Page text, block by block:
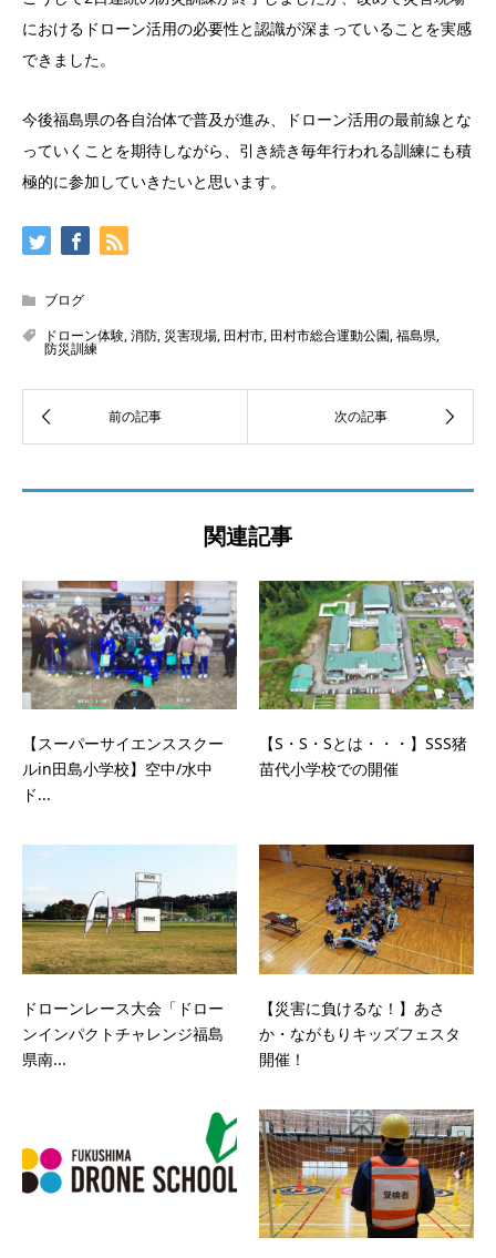
におけるドローン活用の必要性と認識が深まっていることを実感
できました。
今後福島県の各自治体で普及が進み、ドローン活用の最前線とな
っていくことを期待しながら、引き続き毎年行われる訓練にも積
極的に参加していきたいと思います。
ブログ
ドローン体験,消防, 災害現場, 田村市, 田村市総合運動公園,福島県,
防災訓練
関連記事
【スーパーサイエンススクー
ルin田島小学校】空中/水中
ド...
【S・S・Sとは・・・】SSS猪
苗代小学校での開催
ドローンレース大会「ドロー
ンインパクトチャレンジ福島
県南...
【災害に負けるな！】あさ
か・ながもりキッズフェスタ
開催！